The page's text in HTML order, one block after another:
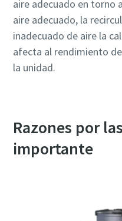
aire adecuado en torno
aire adecuado, la
inadecuado de aire la
afecta al rendimiento
la unidad.
Razones por
importante